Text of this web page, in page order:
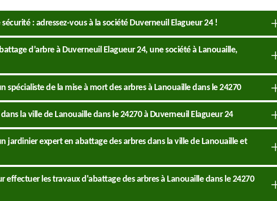
: adressez-vous à la société Duverneuil Elagueur 24 !
d’arbre à Duverneuil Elagueur 24, une société à Lanouaille,
spécialiste de la mise à mort des arbres à Lanouaille dans le 24270
la ville de Lanouaille dans le 24270 à Duverneuil Elagueur 24
jardinier expert en abattage des arbres dans la ville de Lanouaille et
effectuer les travaux d'abattage des arbres à Lanouaille dans le 24270